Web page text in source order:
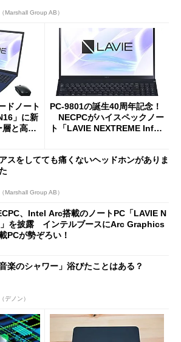
Marshall Group AB）
ドノート
」に新
と高年
PC-9801の誕生40周年記念！
NECPCがハイスペックノー
ト「LAVIE NEXTREME Infini
ら
スをしてても痛くないヘッドホンがありま
Marshall Group AB）
、Intel Arc搭載のノートPC「LAVIE N
を披露 インテルブースにArc Graphics
PCが勢ぞろい！
音楽のシャワー」浴びたことはある？
デノン）